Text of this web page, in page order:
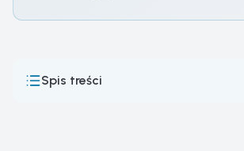
Spis treści